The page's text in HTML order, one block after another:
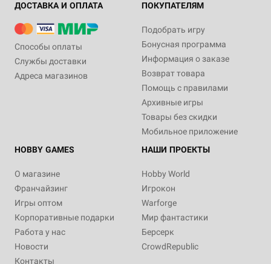
ДОСТАВКА И ОПЛАТА
Способы оплаты
Службы доставки
Адреса магазинов
ПОКУПАТЕЛЯМ
Подобрать игру
Бонусная программа
Информация о заказе
Возврат товара
Помощь с правилами
Архивные игры
Товары без скидки
Мобильное приложение
HOBBY GAMES
О магазине
Франчайзинг
Игры оптом
Корпоративные подарки
Работа у нас
Новости
Контакты
НАШИ ПРОЕКТЫ
Hobby World
Игрокон
Warforge
Мир фантастики
Берсерк
CrowdRepublic